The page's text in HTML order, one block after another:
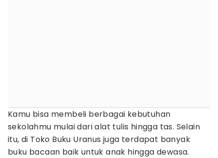
Kamu bisa membeli berbagai kebutuhan
sekolahmu mulai dari alat tulis hingga tas. Selain
itu, di Toko Buku Uranus juga terdapat banyak
buku bacaan baik untuk anak hingga dewasa.